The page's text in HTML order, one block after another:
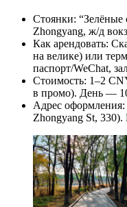
Стоянки: “Зелёные
Zhongyang, ж/д
Как арендовать:
на велике) или
паспорт/WeChat,
Стоимость: 1–2
в промо). День —
Адрес
Zhongyang St,